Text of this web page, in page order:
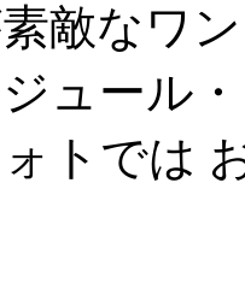
敵なワ
ュール
トでは